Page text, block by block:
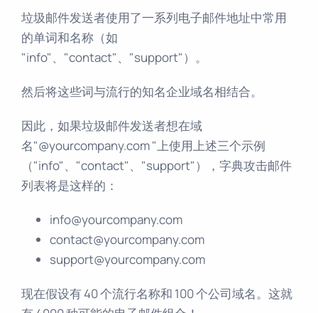
垃圾邮件发送者使用了一系列电子邮件地址中常用
的单词和名称（如
"info"、"contact"、"support"）。
然后将这些词与流行的知名企业域名相结合。
因此，如果垃圾邮件发送者想在域
名"@yourcompany.com "上使用上述三个示例
（"info"、"contact"、"support"），字典攻击邮件
列表将是这样的：
info@yourcompany.com
contact@yourcompany.com
support@yourcompany.com
现在假设有 40 个流行名称和 100 个公司域名。这就